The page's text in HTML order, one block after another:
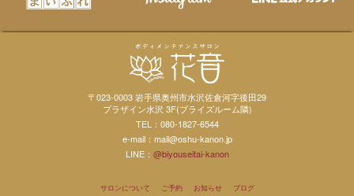
〒023-0003 岩手県奥州市水沢佐倉河字後田29
プラザイン水沢 3F(ブライズルーム隣)
TEL：080-1827-6544
e-mail：mail@oshu-kanon.jp
LINE： @biyouseitai-kanon
サロンについて ご予約 お知らせ ブログ